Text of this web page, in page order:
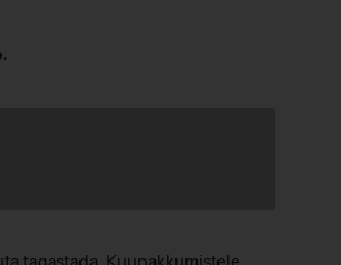
tagastada. Kuupakkumistele